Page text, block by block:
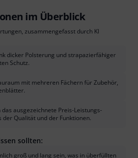
im Überblick
zusammengefasst durch KI
dicker Polsterung und strapazierfähiger
Schutz.
mit mehreren Fächern für Zubehör,
ausgezeichnete Preis-Leistungs-
der Qualität und der Funktionen.
sollten:
groß und lang sein, was in überfüllten